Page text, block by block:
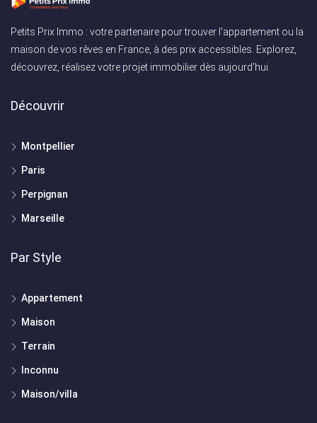
Petits Prix Immo : votre partenaire pour trouver l'appartement ou la
maison de vos rêves en France, à des prix accessibles. Explorez,
découvrez, réalisez votre projet immobilier dès aujourd'hui.
Découvrir
Montpellier
Paris
Perpignan
Marseille
Par Style
Appartement
Maison
Terrain
Inconnu
Maison/villa